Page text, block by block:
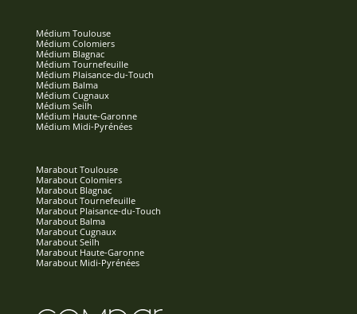
Médium Toulouse
Médium Colomiers
Médium Blagnac
Médium Tournefeuille
Médium Plaisance-du-Touch
Médium Balma
Médium Cugnaux
Médium Seilh
Médium Haute-Garonne
Médium Midi-Pyrénées
Marabout Toulouse
Marabout Colomiers
Marabout Blagnac
Marabout Tournefeuille
Marabout Plaisance-du-Touch
Marabout Balma
Marabout Cugnaux
Marabout Seilh
Marabout Haute-Garonne
Marabout Midi-Pyrénées